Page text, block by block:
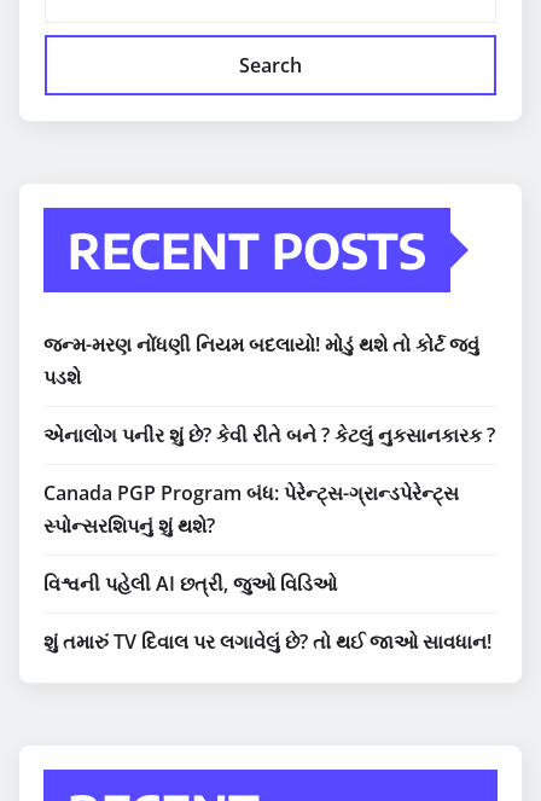
Search
RECENT POSTS
જન્મ-મરણ નોંધણી નિયમ બદલાયો! મોડું થશે તો કોર્ટ જવું
પડશે
એનાલોગ પનીર શું છે? કેવી રીતે બને ? કેટલું નુકસાનકારક ?
Canada PGP Program બંધ: પેરેન્ટ્સ-ગ્રાન્ડપેરેન્ટ્સ
સ્પોન્સરશિપનું શું થશે?
વિશ્વની પહેલી AI છત્રી, જુઓ વિડિઓ
શું તમારું TV દિવાલ પર લગાવેલું છે? તો થઈ જાઓ સાવધાન!